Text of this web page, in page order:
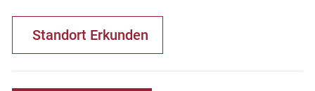
Standort Erkunden